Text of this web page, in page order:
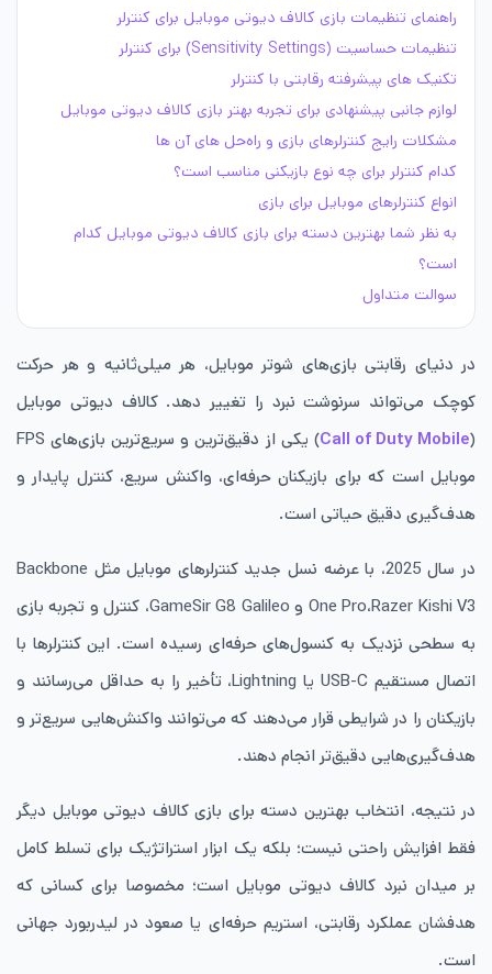
راهنمای تنظیمات بازی کالاف دیوتی موبایل برای کنترلر
تنظیمات حساسیت (Sensitivity Settings) برای کنترلر
تکنیک های پیشرفته رقابتی با کنترلر
لوازم جانبی پیشنهادی برای تجربه بهتر بازی کالاف دیوتی موبایل
مشکلات رایج کنترلرهای بازی و راه‌حل های آن ها
کدام کنترلر برای چه نوع بازیکنی مناسب است؟
انواع کنترلرهای موبایل برای بازی
به نظر شما بهترین دسته برای بازی کالاف دیوتی موبایل کدام
است؟
سوالت متداول
در دنیای رقابتی بازی‌های شوتر موبایل، هر میلی‌ثانیه و هر حرکت
کوچک می‌تواند سرنوشت نبرد را تغییر دهد. کالاف دیوتی موبایل
(
Call of Duty Mobile
) یکی از دقیق‌ترین و سریع‌ترین بازی‌های FPS
موبایل است که برای بازیکنان حرفه‌ای، واکنش سریع، کنترل پایدار و
هدف‌گیری دقیق حیاتی است.
در سال 2025، با عرضه نسل جدید کنترلرهای موبایل مثل Backbone
One Pro،Razer Kishi V3 و GameSir G8 Galileo، کنترل و تجربه بازی
به سطحی نزدیک به کنسول‌های حرفه‌ای رسیده است. این کنترلرها با
اتصال مستقیم USB-C یا Lightning، تأخیر را به حداقل می‌رسانند و
بازیکنان را در شرایطی قرار می‌دهند که می‌توانند واکنش‌هایی سریع‌تر و
هدف‌گیری‌هایی دقیق‌تر انجام دهند.
در نتیجه، انتخاب بهترین دسته برای بازی کالاف دیوتی موبایل دیگر
فقط افزایش راحتی نیست؛ بلکه یک ابزار استراتژیک برای تسلط کامل
بر میدان نبرد کالاف دیوتی موبایل است؛ مخصوصا برای کسانی که
هدفشان عملکرد رقابتی، استریم حرفه‌ای یا صعود در لیدربورد جهانی
است.